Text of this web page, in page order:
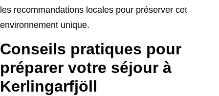
les recommandations locales pour préserver cet
environnement unique.
Conseils pratiques pour
préparer votre séjour à
Kerlingarfjöll